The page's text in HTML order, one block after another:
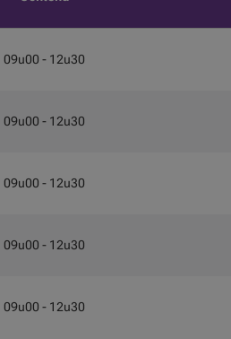
09u00 - 12u30
09u00 - 12u30
09u00 - 12u30
09u00 - 12u30
09u00 - 12u30